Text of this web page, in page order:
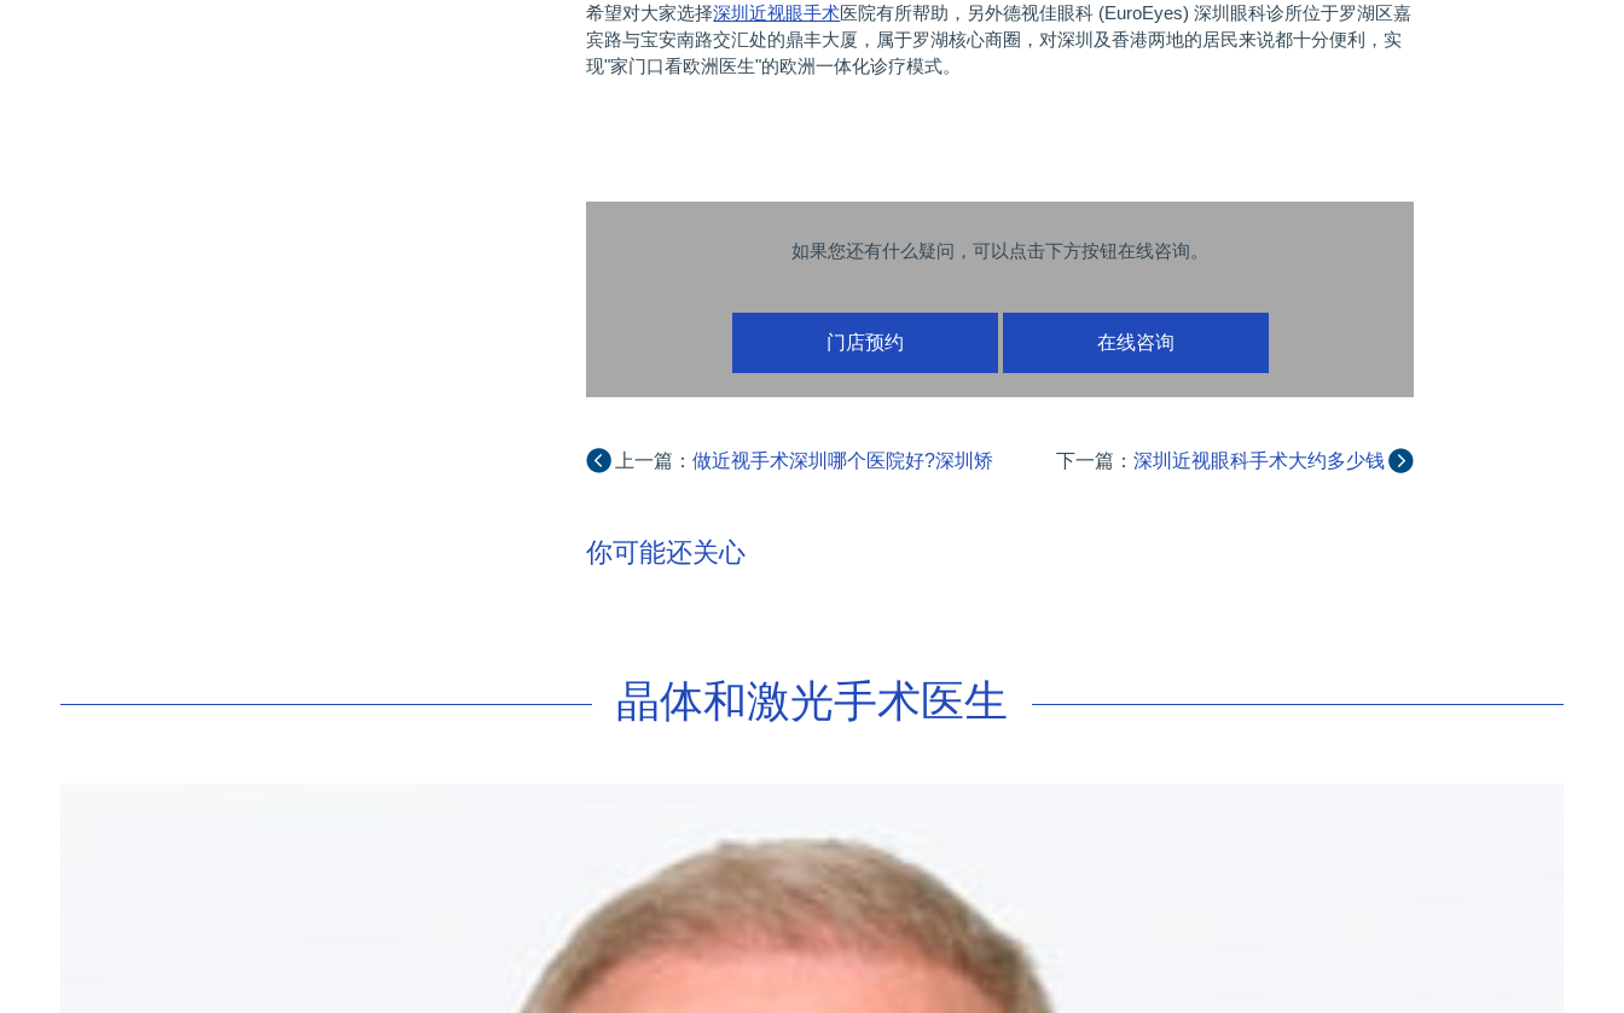
希望对大家选择深圳近视眼手术医院有所帮助，另外德视佳眼科 (EuroEyes) 深圳眼科诊所位于罗湖区嘉
宾路与宝安南路交汇处的鼎丰大厦，属于罗湖核心商圈，对深圳及香港两地的居民来说都十分便利，实
现"家门口看欧洲医生"的欧洲一体化诊疗模式。
如果您还有什么疑问，可以点击下方按钮在线咨询。
门店预约 在线咨询
上一篇：做近视手术深圳哪个医院好?深圳矫
下一篇： 深圳近视眼科手术大约多少钱
你可能还关心
晶体和激光手术医生